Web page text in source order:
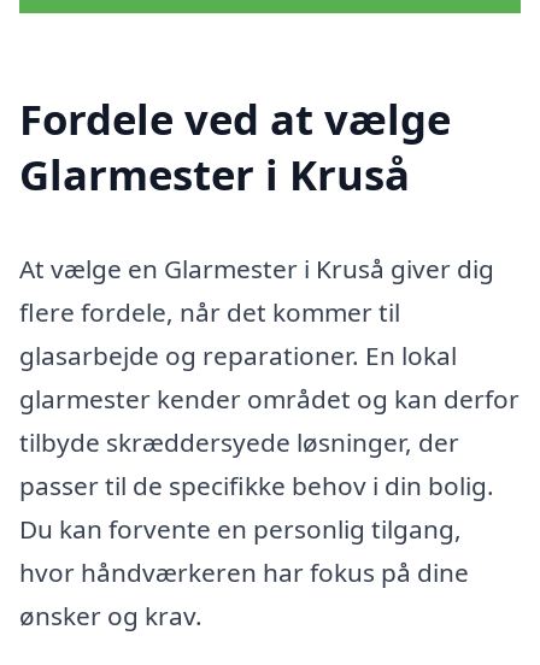
Fordele ved at vælge
Glarmester i Kruså
At vælge en Glarmester i Kruså giver dig
flere fordele, når det kommer til
glasarbejde og reparationer. En lokal
glarmester kender området og kan derfor
tilbyde skræddersyede løsninger, der
passer til de specifikke behov i din bolig.
Du kan forvente en personlig tilgang,
hvor håndværkeren har fokus på dine
ønsker og krav.